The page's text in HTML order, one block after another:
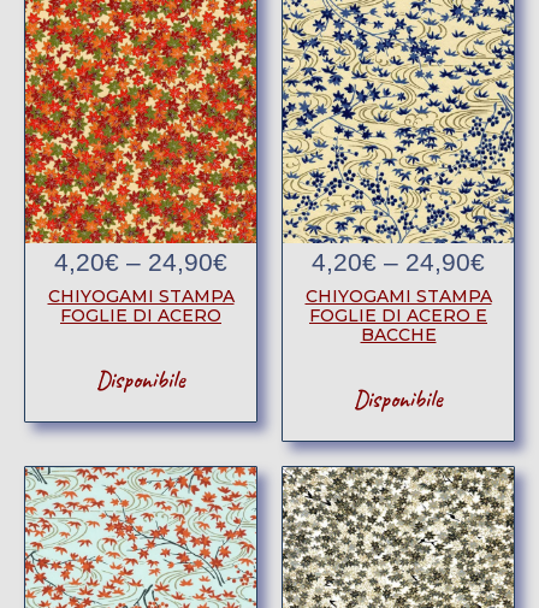
4,20€ – 24,90€
CHIYOGAMI STAMPA
FOGLIE DI ACERO
Disponibile
4,20€ – 24,90€
CHIYOGAMI STAMPA
FOGLIE DI ACERO E
BACCHE
Disponibile